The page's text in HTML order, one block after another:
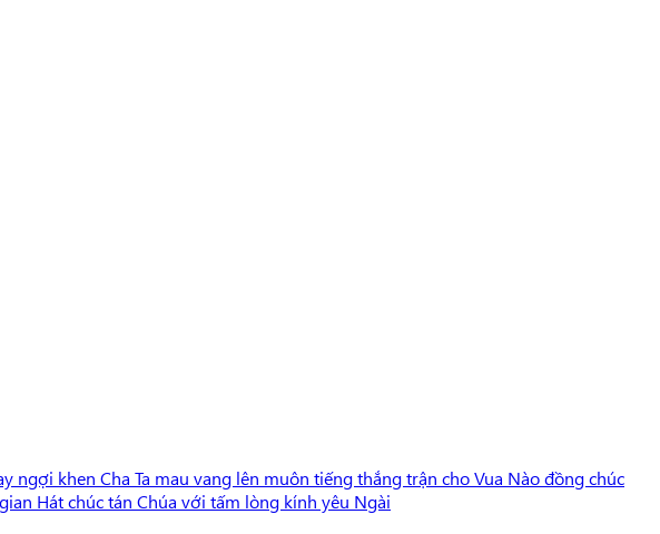
khen Cha Ta mau vang lên muôn tiếng thắng trận cho Vua Nào đồng chúc
Hát chúc tán Chúa với tấm lòng kính yêu Ngài